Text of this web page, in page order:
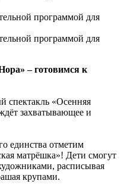
– готовимся к
спектакль «Осенняя
захватывающее и
единства отметим
матрёшка»! Дети смогут
расписывая
крупами.